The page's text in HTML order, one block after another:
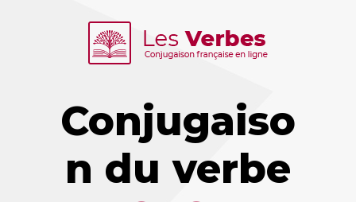
Conjugaiso
n du verbe